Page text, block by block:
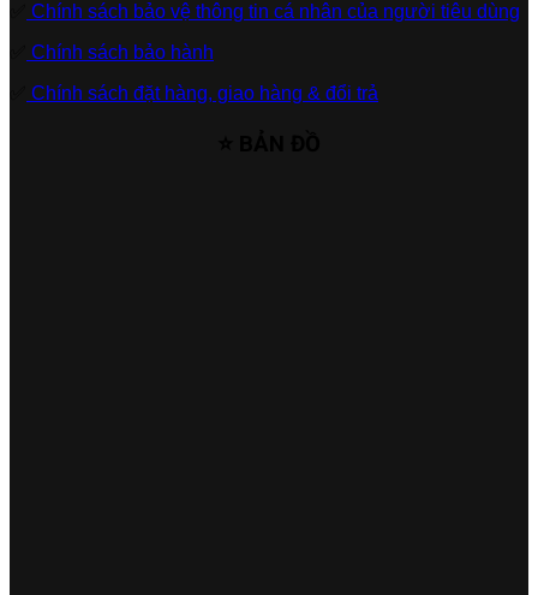
Chính sách bảo vệ thông tin cá nhân của người tiêu dùng
Chính sách bảo hành
Chính sách đặt hàng, giao hàng & đổi trả